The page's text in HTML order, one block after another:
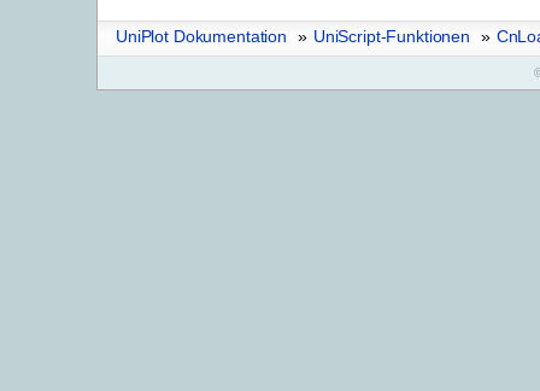
UniPlot Dokumentation » UniScript-Funktionen »